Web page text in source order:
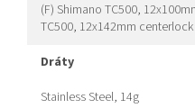
(F) Shimano TC500,
TC500, 12x142mm centerlock
dráty
Stainless Steel, 14g